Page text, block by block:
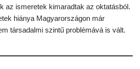
az ismeretek kimaradtak az oktatásból.
hiánya Magyarországon már
társadalmi szintű problémává is vált.